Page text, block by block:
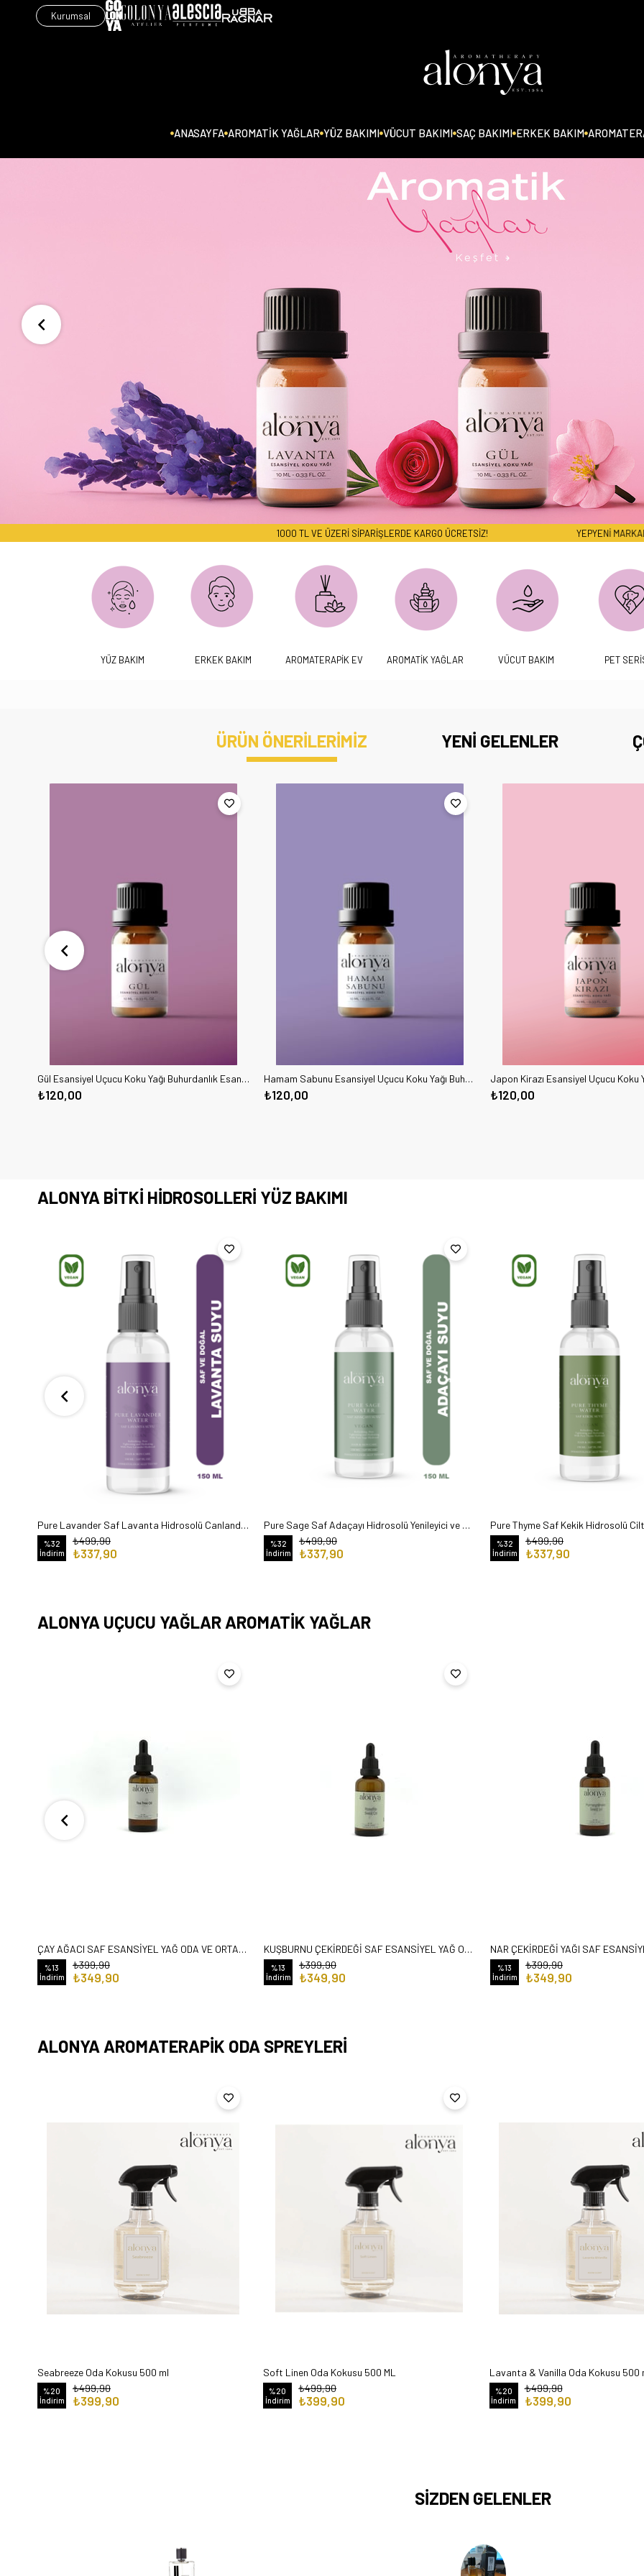
Kurumsal
ANASAYFA AROMATİK YAĞLAR YÜZ BAKIMI VÜCUT BAKIMI SAÇ BAKIMI ERKEK BAKIM
1000 TL VE ÜZERİ SİPARİŞLERDE KARGO ÜCRETSİZ! YEPYENİ MARKALARIMIZ
YÜZ BAKIM ERKEK BAKIM AROMATERAPİK EV AROMATİK YAĞLAR VÜCUT BAKIM PET
ÜRÜN ÖNERİLERİMİZ YENİ GELENLER
Gül Esansiyel Uçucu Koku Yağı Buhurdanlık Esansı Oda Kokusu ve Aromaterapi Yağı 10 ML
₺120,00
Hamam Sabunu Esansiyel Uçucu Koku Yağı Buhurdanlık Esansı Oda Kokusu Aromaterapi Yağı 10 ML
₺120,00 ₺120,00
ALONYA BİTKİ HİDROSOLLERİ YÜZ BAKIMI
Pure Lavander Saf Lavanta Hidrosolü Canlandırıcı Ve Besleyici Cilt Bakım Toniği 150 ml
%32
İndirim
₺337,90
₺499,90
Pure Sage Saf Adaçayı Hidrosolü Yenileyici ve Onarıcı Etkili Cilt Bakım Toniği 150 Ml
%32
İndirim
₺337,90
₺499,90
%32
İndirim
₺337,90
₺499,90
ALONYA UÇUCU YAĞLAR AROMATİK YAĞLAR
ÇAY AĞACI SAF ESANSİYEL YAĞ ODA VE ORTAM KOKUSU AROMATİK UÇUCU YAĞ 50 ML
%13
İndirim
₺349,90
₺399,90
KUŞBURNU ÇEKİRDEĞİ SAF ESANSİYEL YAĞ ODA VE ORTAM KOKUSU AROMATİK UÇUCU YAĞ 50 ML
%13
İndirim
₺349,90
₺399,90
%13
İndirim
₺349,90
₺399,90
ALONYA AROMATERAPİK ODA SPREYLERİ
Seabreeze Oda Kokusu 500 ml
%20
İndirim
₺399,90
₺499,90
Soft Linen Oda Kokusu 500 ML
%20
İndirim
₺399,90
₺499,90
Lavanta & Vanilla Oda Kokusu 500
%20
İndirim
₺399,90
₺499,90
SİZDEN GELENLER